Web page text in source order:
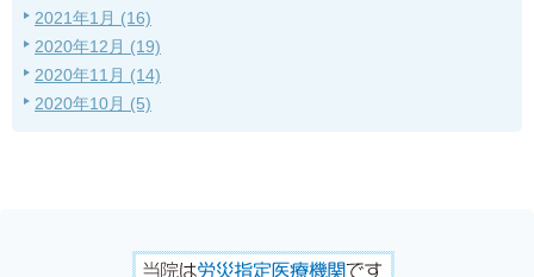
2021年1月 (16)
2020年12月 (19)
2020年11月 (14)
2020年10月 (5)